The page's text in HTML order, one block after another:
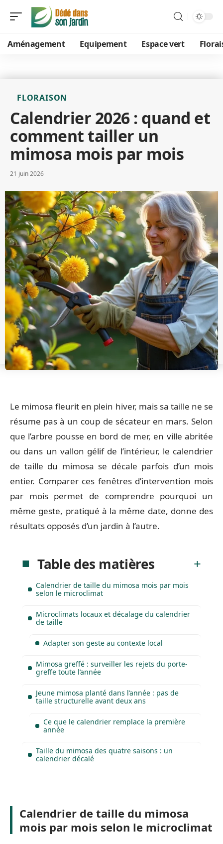
Aménagement Equipement Espace vert
FLORAISON
Calendrier 2026 : quand et
comment tailler un
mimosa mois par mois
21 juin 2026
Le mimosa fleurit en plein hiver, mais sa taille ne se
résume pas à un coup de sécateur en mars. Selon
que l’arbre pousse en bord de mer, en ville abritée
ou dans un vallon gélif de l’intérieur, le calendrier
de taille du mimosa se décale parfois d’un mois
entier. Comparer ces fenêtres d’intervention mois
par mois permet de comprendre pourquoi un
même geste, pratiqué à la même date, donne des
résultats opposés d’un jardin à l’autre.
Table des matières
Calendrier de taille du mimosa mois par mois
selon le microclimat
Microclimats locaux et décalage du calendrier
de taille
Adapter son geste au contexte local
Mimosa greffé : surveiller les rejets du porte-
greffe toute l’année
Jeune mimosa planté dans l’année : pas de
taille structurelle avant deux ans
Ce que le calendrier remplace la première
année
Taille du mimosa des quatre saisons : un
calendrier décalé
Calendrier de taille du mimosa
mois par mois selon le microclimat